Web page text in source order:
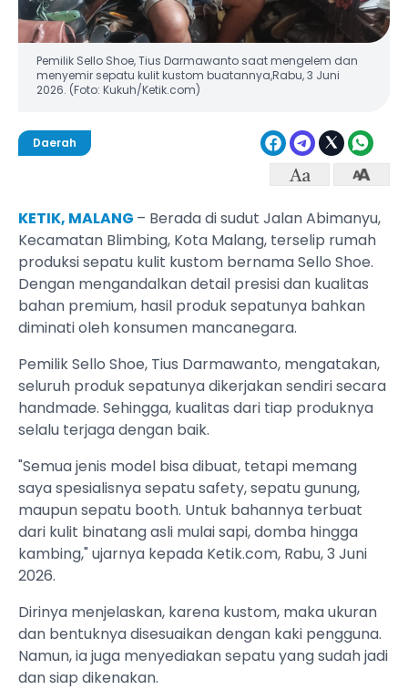
Pemilik Sello Shoe, Tius Darmawanto saat mengelem dan
menyemir sepatu kulit kustom buatannya,Rabu, 3 Juni
2026. (Foto: Kukuh/Ketik.com)
Daerah
KETIK, MALANG – Berada di sudut Jalan Abimanyu,
Kecamatan Blimbing, Kota Malang, terselip rumah
produksi sepatu kulit kustom bernama Sello Shoe.
Dengan mengandalkan detail presisi dan kualitas
bahan premium, hasil produk sepatunya bahkan
diminati oleh konsumen mancanegara.
Pemilik Sello Shoe, Tius Darmawanto, mengatakan,
seluruh produk sepatunya dikerjakan sendiri secara
handmade. Sehingga, kualitas dari tiap produknya
selalu terjaga dengan baik.
"Semua jenis model bisa dibuat, tetapi memang
saya spesialisnya sepatu safety, sepatu gunung,
maupun sepatu booth. Untuk bahannya terbuat
dari kulit binatang asli mulai sapi, domba hingga
kambing," ujarnya kepada Ketik.com, Rabu, 3 Juni
2026.
Dirinya menjelaskan, karena kustom, maka ukuran
dan bentuknya disesuaikan dengan kaki pengguna.
Namun, ia juga menyediakan sepatu yang sudah jadi
dan siap dikenakan.